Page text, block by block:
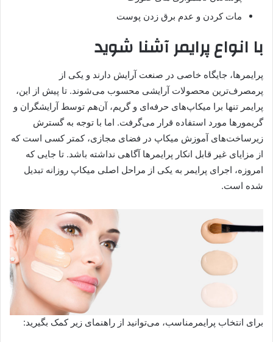
مات کردن و عدم برق زدن پوست
با انواع پرایمر آشنا شوید
پرایمرها، جایگاه خاصی در صنعت آرایش دارند و یکی از
پرمصرف‌ترین محصولات آرایشی محسوب می‌شوند. تا پیش از این،
پرایمر تنها برا میکاپ‌های حرفه‌ای و گریم، آن‌هم توسط آرایشگران و
گریمورها مورد استفاده قرار می‌گرفت. اما با توجه به گسترش
زیرساخت‌های آموزش میکاپ در فضای مجازی، کمتر کسی است که
از مزایای غیر قابل انکار پرایمرها آگاهی نداشته باشد. تا جایی که
امروزه، اجرای پرایمر به یکی از مراحل اصلی میکاپ روزانه تبدیل
شده است.
برای انتخاب پرایمرمناسب، می‌توانید از راهنمای زیر کمک بگیرید: